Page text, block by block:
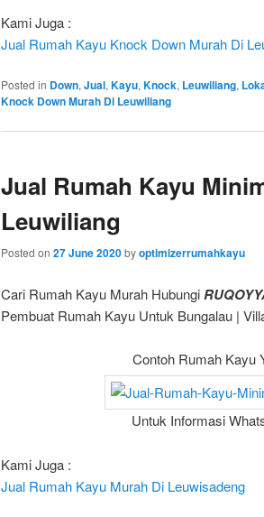
Kami Juga :
Jual Rumah Kayu Knock Down Murah Di
Posted in Down, Jual, Kayu, Knock, Leuwiliang,
Knock Down Murah Di Leuwiliang
Jual Rumah Kayu
Leuwiliang
Posted on 27 June 2020byoptimizerrumahkayu
Cari Rumah Kayu Murah Hubungi
Pembuat Rumah Kayu Untuk Bungalau |
Contoh Rumah Kayu
Untuk Informasi
Kami Juga :
Jual Rumah Kayu Murah Di Leuwisadeng